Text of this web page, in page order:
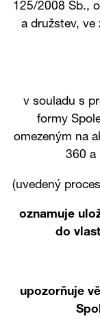
125/2008 Sb.,
a družstev, ve
v souladu s
formy
omezeným na
360 a
(uvedený
oznamuje
do
upozorňuje